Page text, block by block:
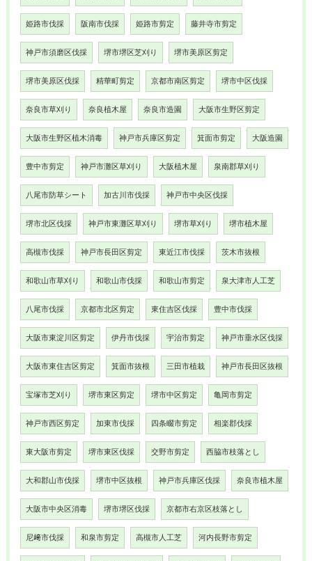
姫路市伐採 阪南市伐採 姫路市剪定 藤井寺市剪定
神戸市須磨区伐採 堺市堺区芝刈り 堺市美原区剪定
堺市美原区伐採 精華町剪定 京都市南区剪定 堺市中区伐採
奈良市草刈り 奈良植木屋 奈良市造園 大阪市生野区剪定
大阪市生野区植木消毒 神戸市兵庫区剪定 箕面市剪定 大阪造園
豊中市剪定 神戸市灘区草刈り 大阪植木屋 泉南郡草刈り
八尾市防草シート 加古川市伐採 神戸市中央区伐採
堺市北区伐採 神戸市東灘区草刈り 堺市草刈り 堺市植木屋
高槻市伐採 神戸市長田区剪定 東近江市伐採 茨木市抜根
和歌山市草刈り 和歌山市伐採 和歌山市剪定 泉大津市人工芝
八尾市伐採 京都市北区剪定 東住吉区伐採 豊中市伐採
大阪市東淀川区剪定 伊丹市伐採 宇治市剪定 神戸市垂水区伐採
大阪市東住吉区剪定 箕面市抜根 三田市植栽 神戸市長田区抜根
宝塚市芝刈り 堺市東区剪定 堺市中区剪定 亀岡市剪定
神戸市西区剪定 加東市伐採 四条畷市剪定 相楽郡伐採
東大阪市剪定 堺市東区伐採 交野市剪定 西脇市枝落とし
大和郡山市伐採 堺市中区抜根 神戸市兵庫区伐採 奈良市植木屋
大阪市中央区消毒 堺市堺区伐採 京都市右京区枝落とし
尼﨑市伐採 和泉市剪定 高槻市人工芝 河内長野市剪定